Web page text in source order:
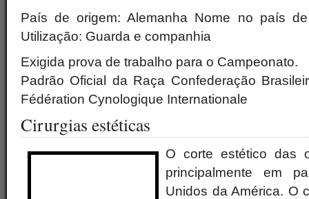
País de origem: Alemanha Nome no país
Utilização: Guarda e companhia
Exigida prova de trabalho para o Campeonato.
Padrão Oficial da Raça Confederação
Fédération Cynologique Internationale
Cirurgias estéticas
O corte estético das
principalmente em
Unidos da América. O